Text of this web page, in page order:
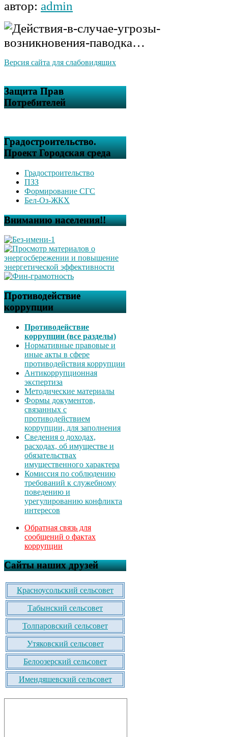
автор: admin
Версия сайта для слабовидящих
Защита Прав
Потребителей
Градостроительство.
Проект Городская среда
Градостроительство
ПЗЗ
Формирование СГС
Бел-Оз-ЖКХ
Вниманию населения!!
Противодействие
коррупции
Противодействие
коррупции (все разделы)
Нормативные правовые и
иные акты в сфере
противодействия коррупции
Антикоррупционная
экспертиза
Методические материалы
Формы документов,
связанных с
противодействием
коррупции, для заполнения
Сведения о доходах,
расходах, об имуществе и
обязательствах
имущественного характера
Комиссия по соблюдению
требований к служебному
поведению и
урегулированию конфликта
интересов
Обратная связь для
сообщений о фактах
коррупции
Сайты наших друзей
Красноусольский сельсовет
Табынский сельсовет
Толпаровский сельсовет
Утяковский сельсовет
Белоозерский сельсовет
Имендяшевский сельсовет